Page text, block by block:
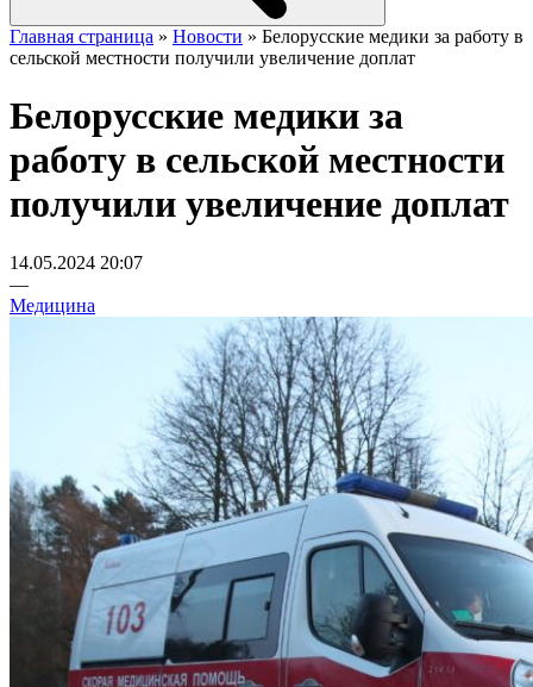
Главная страница » Новости » Белорусские медики за работу в
сельской местности получили увеличение доплат
Белорусские медики за
работу в сельской местности
получили увеличение доплат
14.05.2024 20:07
—
Медицина